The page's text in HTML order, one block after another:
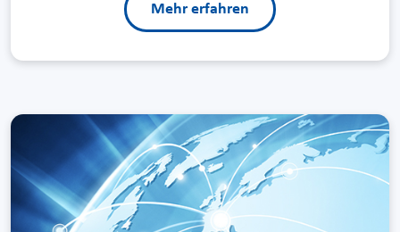
Mehr erfahren